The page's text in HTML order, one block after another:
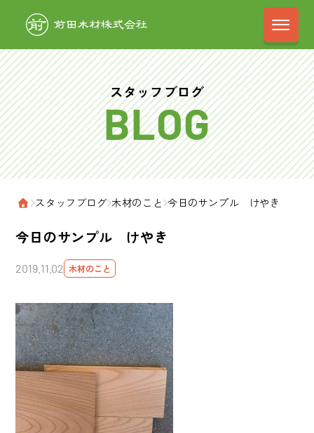
前田木材株式
スタッフブログ
ホーム
›スタッフブログ›木材のこと ›今日のサンプル けやき
今日のサンプル けやき
2019.11.02 木材のこと